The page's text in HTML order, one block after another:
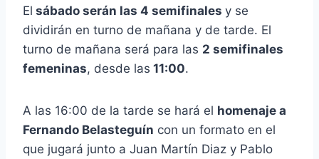
El sábado serán las 4 semifinales y se
dividirán en turno de mañana y de tarde. El
turno de mañana será para las 2 semifinales
femeninas, desde las 11:00.
A las 16:00 de la tarde se hará el homenaje a
Fernando Belasteguín con un formato en el
que jugará junto a Juan Martín Diaz y Pablo